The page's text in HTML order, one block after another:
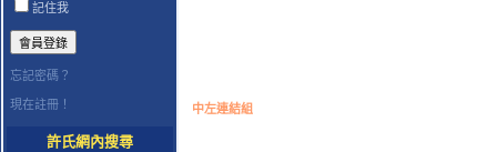
記住我
忘記密碼？
現在註冊！
許氏網內搜尋
中左連結組